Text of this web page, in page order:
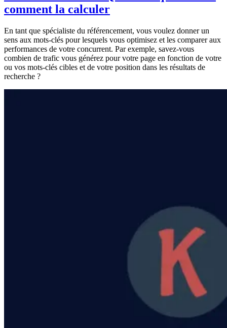
comment la calculer
En tant que spécialiste du référencement, vous voulez donner un
sens aux mots-clés pour lesquels vous optimisez et les comparer aux
performances de votre concurrent. Par exemple, savez-vous
combien de trafic vous générez pour votre page en fonction de votre
ou vos mots-clés cibles et de votre position dans les résultats de
recherche ?